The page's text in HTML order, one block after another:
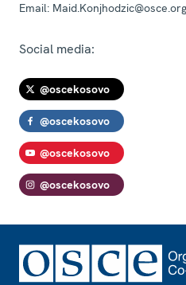
Email: Maid.Konjhodzic@osce.org
Social media:
@oscekosovo
@oscekosovo
@oscekosovo
@oscekosovo